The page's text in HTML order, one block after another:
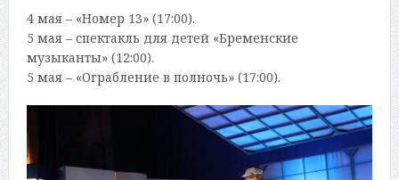
4 мая – «Номер 13» (17:00).
5 мая – спектакль для детей «Бременские
музыканты» (12:00).
5 мая – «Ограбление в полночь» (17:00).